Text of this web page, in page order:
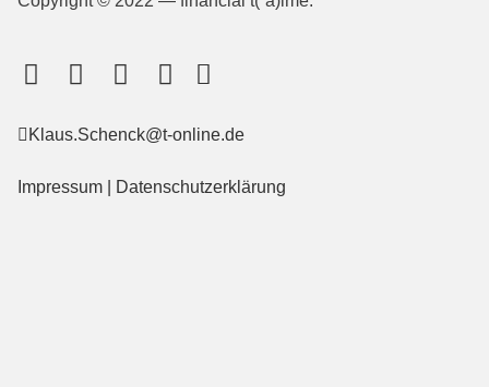
Klaus.Schenck@t-online.de
Impressum Datenschutzerklärung